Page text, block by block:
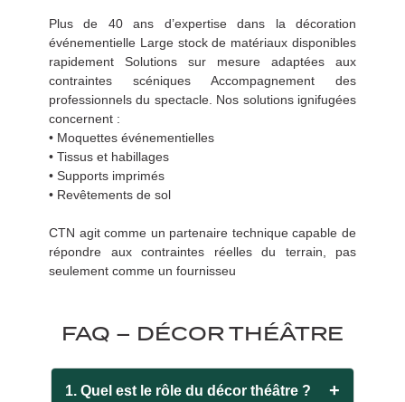
Plus de 40 ans d’expertise dans la décoration
événementielle Large stock de matériaux disponibles
rapidement Solutions sur mesure adaptées aux
contraintes scéniques Accompagnement des
professionnels du spectacle. Nos solutions ignifugées
concernent :
• Moquettes événementielles
• Tissus et habillages
• Supports imprimés
• Revêtements de sol
CTN agit comme un partenaire technique capable de
répondre aux contraintes réelles du terrain, pas
seulement comme un fournisseu
FAQ – DÉCOR THÉÂTRE
1. Quel est le rôle du décor théâtre ? +